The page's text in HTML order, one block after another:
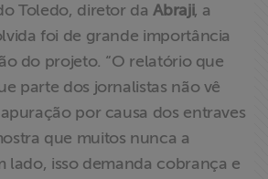
Toledo, diretor daAbraji, a
foi de grande importância
do projeto. “O relatório que
parte dos jornalistas não vê
por causa dos entraves
que muitos nunca a
lado, isso demanda cobrança e